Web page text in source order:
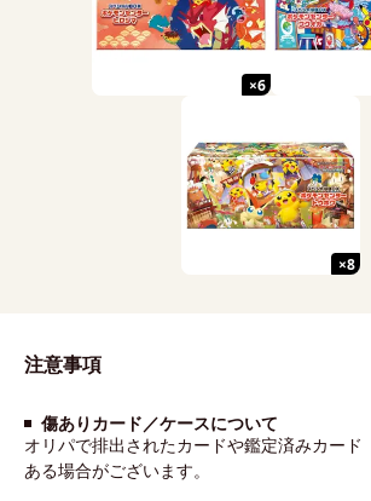
×6
×8
注意事項
傷ありカード／ケースについて
オリパで排出されたカードや鑑定済みカード
ある場合がございます。